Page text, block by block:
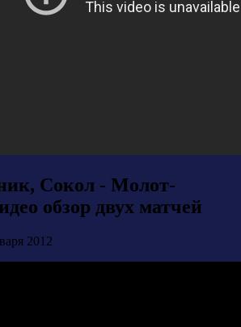
Сокол - Молот-
обзор двух матчей
2012